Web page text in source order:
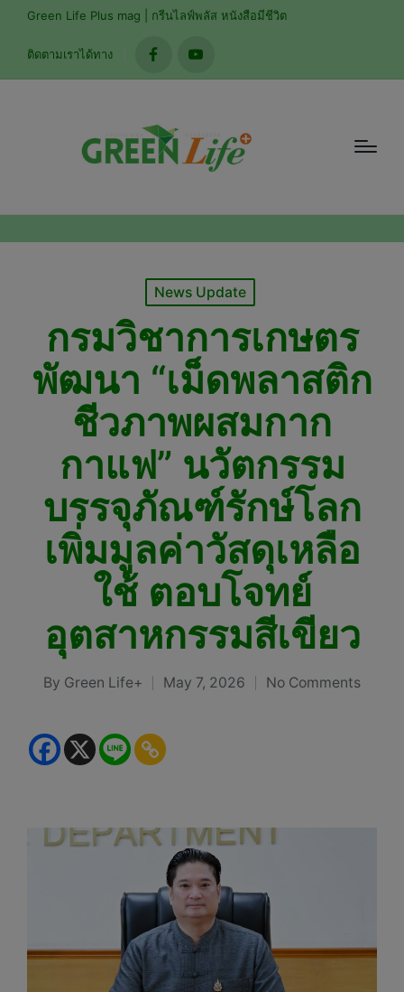
Green Life Plus mag | กรีนไลฟ์พลัส หนังสือมีชีวิต
ติดตามเราได้ทาง
facebookyoutube
Posted
News Update
กรมวิชาการเกษตร
พัฒนา “เม็ดพลาสติก
ชีวภาพผสมกาก
กาแฟ” นวัตกรรม
บรรจุภัณฑ์รักษ์โลก
เพิ่มมูลค่าวัสดุเหลือ
ใช้ ตอบโจทย์
อุตสาหกรรมสีเขียว
Posted
By Green Life+ May 7, 2026 No Comments
modal-check